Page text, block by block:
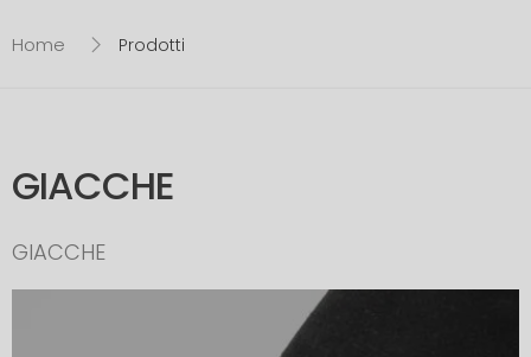
Home Prodotti
GIACCHE
GIACCHE